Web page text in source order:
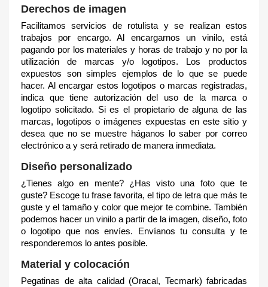
Derechos de imagen
Facilitamos servicios de rotulista y se realizan estos
trabajos por encargo. Al encargarnos un vinilo, está
pagando por los materiales y horas de trabajo y no por la
utilización de marcas y/o logotipos. Los productos
expuestos son simples ejemplos de lo que se puede
hacer. Al encargar estos logotipos o marcas registradas,
indica que tiene autorización del uso de la marca o
logotipo solicitado. Si es el propietario de alguna de las
marcas, logotipos o imágenes expuestas en este sitio y
desea que no se muestre háganos lo saber por correo
electrónico a y será retirado de manera inmediata.
Diseño personalizado
¿Tienes algo en mente? ¿Has visto una foto que te
guste? Escoge tu frase favorita, el tipo de letra que más te
guste y el tamaño y color que mejor te combine. También
podemos hacer un vinilo a partir de la imagen, diseño, foto
o logotipo que nos envíes. Envíanos tu consulta y te
responderemos lo antes posible.
Material y colocación
Pegatinas de alta calidad (Oracal, Tecmark) fabricadas